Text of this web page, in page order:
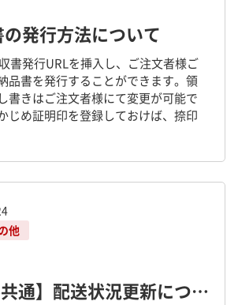
発行方法について
書発行URLを挿入し、ご注文者様ご
品書を発行することができます。領
書きはご注文者様にて変更が可能で
じめ証明印を登録しておけば、捺印
他
【全モール共通】配送状況更新について